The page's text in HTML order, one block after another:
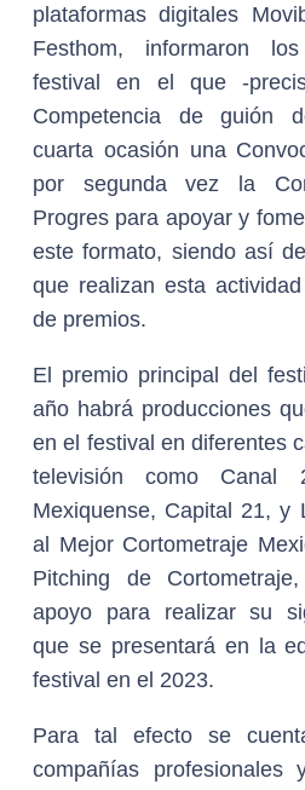
plataformas digitales
Festhom, informaron
festival en el que -
Competencia de guión
cuarta ocasión una
por segunda vez la
Progres para apoyar y
este formato, siendo así
que realizan esta
de premios.
El premio principal del
año habrá producciones
en el festival en diferentes
televisión como
Mexiquense, Capital 21, y
al Mejor Cortometraje
Pitching de
apoyo para realizar su
que se presentará en la
festival en el 2023.
Para tal efecto se
compañías